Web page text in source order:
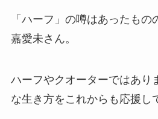
「ハーフ」の噂はあったも
嘉愛未さん。
ハーフやクオーターではあり
な生き方をこれからも応援し